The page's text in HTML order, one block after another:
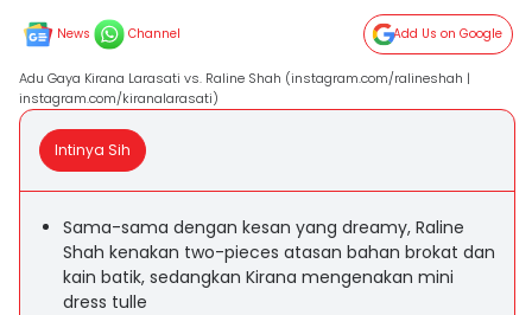
News Channel Add Us on Google
Adu Gaya Kirana Larasati vs. Raline Shah (instagram.com/ralineshah |
instagram.com/kiranalarasati)
Intinya Sih
Sama-sama dengan kesan yang dreamy, Raline
Shah kenakan two-pieces atasan bahan brokat dan
kain batik, sedangkan Kirana mengenakan mini
dress tulle